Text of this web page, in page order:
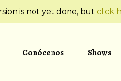
is not yet done, but click
Conócenos Shows